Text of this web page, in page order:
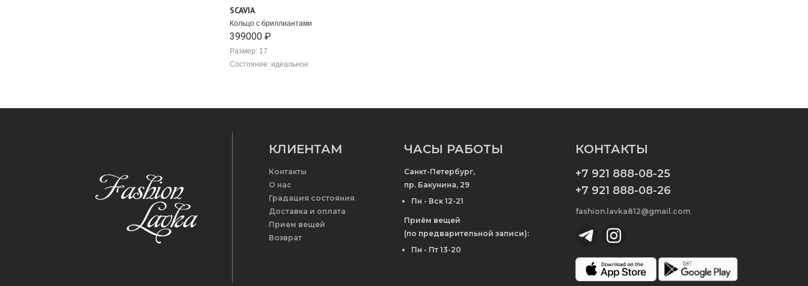
SCAVIA
Кольцо с бриллиантами
399000 ₽
Размер: 17
Состояние: идеальное
КЛИЕНТАМ
Контакты
О нас
Градация состояния
Доставка и оплата
Прием вещей
Возврат
ЧАСЫ РАБОТЫ
Санкт-Петербург,
пр. Бакунина, 29
Пн - Вск 12-21
Приём вещей
(по предварительной записи):
Пн - Пт 13-20
КОНТАКТЫ
+7 921 888-08-25
+7 921 888-08-26
fashion.lavka812@gmail.com